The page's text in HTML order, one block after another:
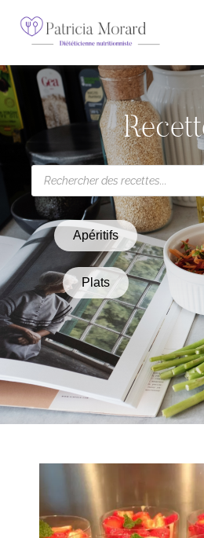
Apéritifs
Plats